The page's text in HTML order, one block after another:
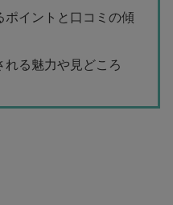
ポイントと口コミの傾
れる魅力や見どころ